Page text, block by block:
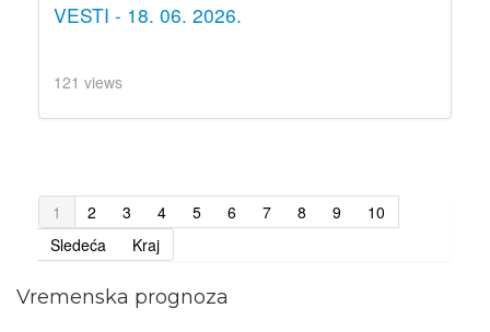
VESTI - 18. 06. 2026.
121 views
1 2 3 4 5 6 7 8 9
10
Sledeća
Kraj
Vremenska prognoza